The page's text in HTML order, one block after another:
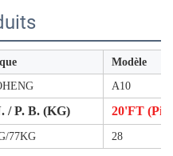
Modèle
A10
/ P. B. (KG) 20'FT
77KG 28